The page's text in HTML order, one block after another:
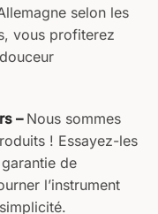
selon les
vous profiterez
–Nous sommes
! Essayez-les
de
l’instrument